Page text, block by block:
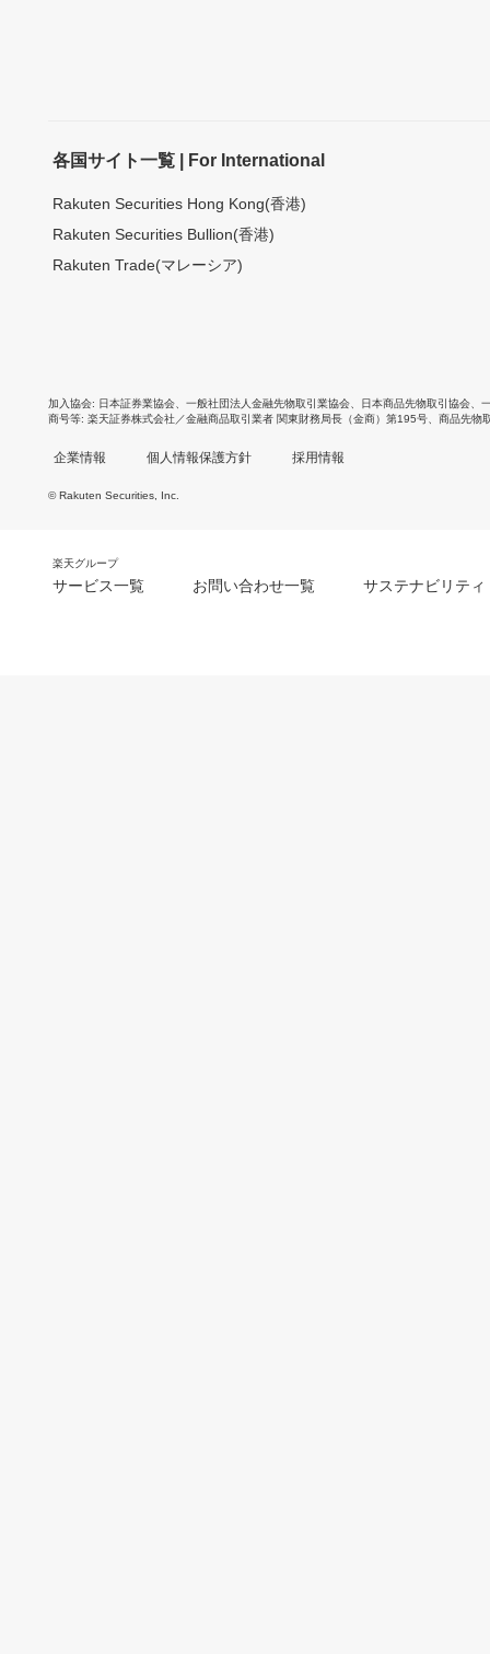
各国サイト一覧 | For International
Rakuten Securities Hong Kong(香港)
Rakuten Securities Bullion(香港)
Rakuten Trade(マレーシア)
加入協会 日本証券業協会 一般社団法人金融先物取引業協会 日本商品先物取引協会
商号等 楽天証券株式会社／金融商品取引業者 関東財務局長（金商）第195号、商品先物
企業情報 個人情報保護方針 採用情報
© Rakuten Securities, Inc.
楽天グループ
サービス一覧 お問い合わせ一覧 サステナビリティ